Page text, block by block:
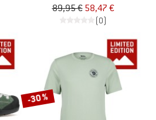
89,95 € 58,47 €
(0)
-30 %